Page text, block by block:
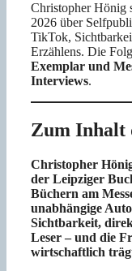
Christopher Hönig
2026 über
TikTok,
Erzählens. Die
Exemplar und
Interviews.
Zum Inhalt
Christopher
der Leipziger
Büchern am
unabhängige
Sichtbarkeit,
Leser – und die
wirtschaftlich